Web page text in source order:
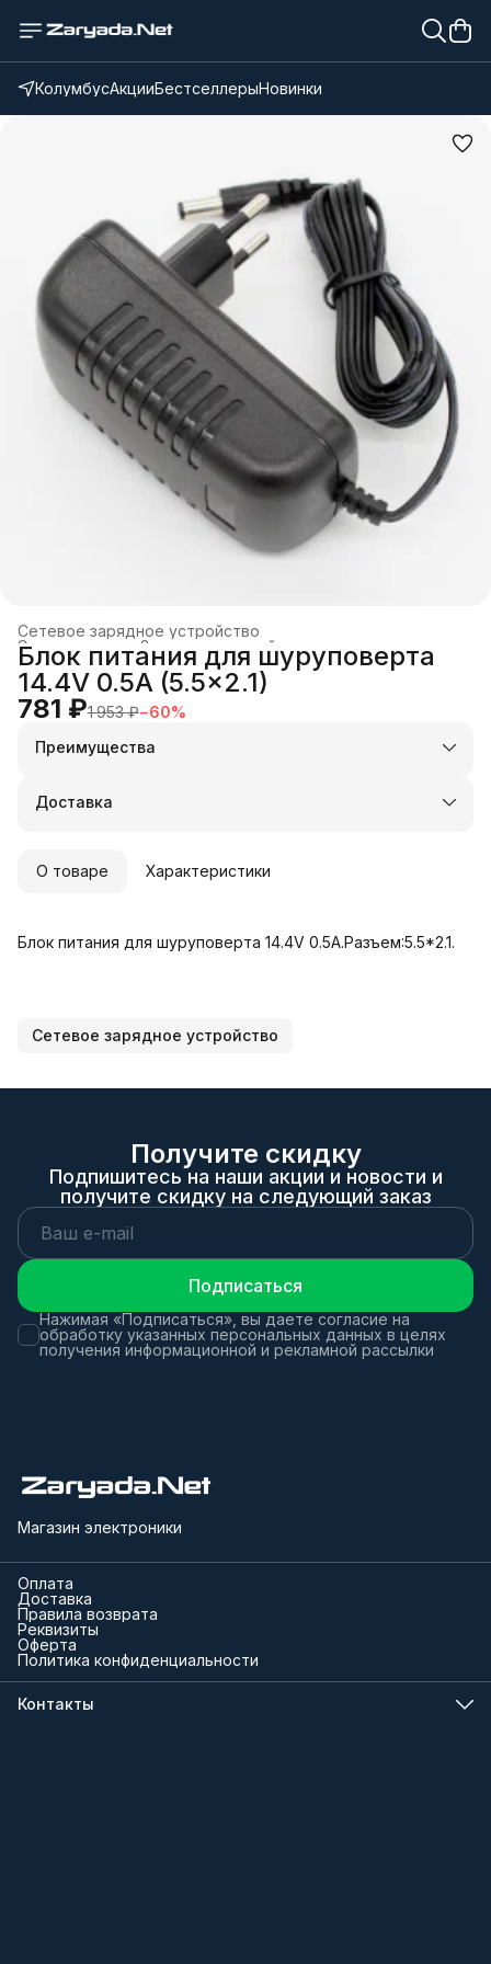
КолумбусАкцииБестселлерыНовинки
Сетевое зарядное устройство
Зарядные устройства и док-станции
Электроника
Главная ›
Блок питания для шуруповерта
14.4V 0.5A (5.5x2.1)
781 ₽1 953 ₽−60%
Преимущества
Оплата частями в Сплит
Удобный возврат
Доставка
О товаре Характеристики
Блок питания для шуруповерта 14.4V 0.5A.Разъем:5.5*2.1.
Сетевое зарядное устройство
Получите скидку
Подпишитесь на наши акции и новости и
получите скидку на следующий заказ
Подписаться
Нажимая «Подписаться», вы даете согласие на
обработку указанных персональных данных в целях
получения информационной и рекламной рассылки
Магазин электроники
Оплата
Доставка
Правила возврата
Реквизиты
Оферта
Политика конфиденциальности
Контакты